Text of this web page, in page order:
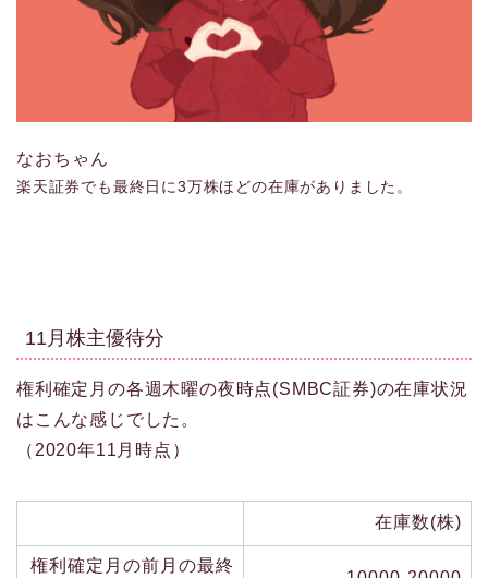
なおちゃん
楽天証券でも最終日に3万株ほどの在庫がありました。
11月株主優待分
権利確定月の各週木曜の夜時点(SMBC証券)の在庫状況
はこんな感じでした。
（2020年11月時点）
在庫数(株)
権利確定月の前月の最終